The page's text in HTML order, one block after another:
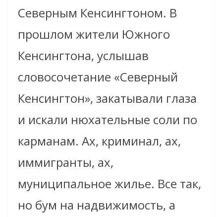
Северным Кенсингтоном. В
прошлом жители Южного
Кенсингтона, услышав
словосочетание «Северный
Кенсингтон», закатывали глаза
и искали нюхательные соли по
карманам. Ах, криминал, ах,
иммигранты, ах,
муниципальное жилье. Все так,
но бум на надвижимость, а